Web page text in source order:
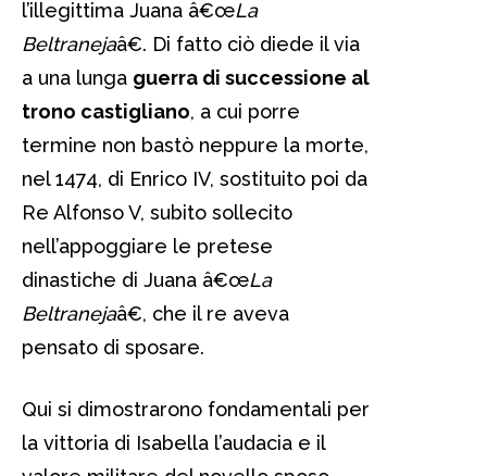
l’illegittima Juana â€œLa
Beltranejaâ€. Di fatto ciò diede il via
a una lunga guerra di successione al
trono castigliano, a cui porre
termine non bastò neppure la morte,
nel 1474, di Enrico IV, sostituito poi da
Re Alfonso V, subito sollecito
nell’appoggiare le pretese
dinastiche di Juana â€œLa
Beltranejaâ€, che il re aveva
pensato di sposare.
Qui si dimostrarono fondamentali per
la vittoria di Isabella l’audacia e il